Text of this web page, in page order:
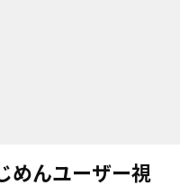
めんユーザー視